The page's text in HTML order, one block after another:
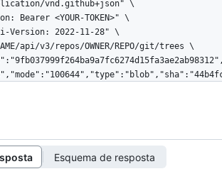
Esquema de resposta